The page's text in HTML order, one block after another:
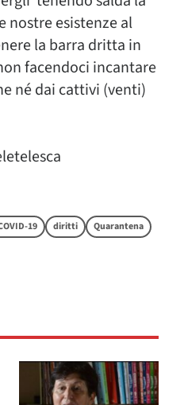
nostre esistenze al
la barra dritta in
facendoci incantare
né dai cattivi (venti)
19 diritti Quarantena